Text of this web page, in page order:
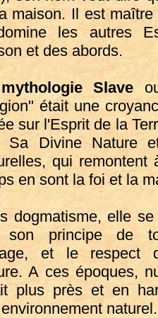
maison. Il est
les autres
et des abords.
Slave
était une
sur l'Esprit de la
Sa Divine Nature
qui remontent
en sont la foi et la
dogmatisme, elle se
son principe de
et le respect
A ces époques,
plus près et en
naturel.